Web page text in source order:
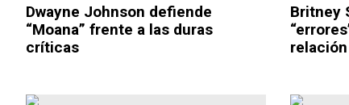
Dwayne Johnson defiende
“Moana” frente a las duras
críticas
Britney